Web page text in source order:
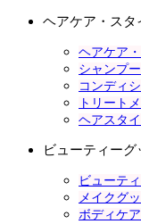
ヘアケア・スタ
ヘアケア
シャンプー
コンディ
トリート
ヘアスタ
ビューティーグ
ビューテ
メイクグ
ボディケ